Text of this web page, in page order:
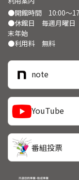
●開館時間 10:00～
●休館日 毎週月曜日
末年始
●利用料 無料
note
YouTube
番組投票